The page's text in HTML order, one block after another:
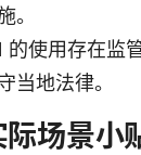
。
的使用存在监
当地法律。
场景小